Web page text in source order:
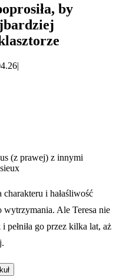
by
|
(z prawej) z innymi
i hałaśliwość
wytrzymania. Ale Teresa nie
pełniła go przez kilka lat, aż